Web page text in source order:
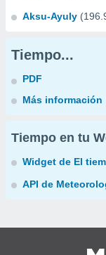
Aksu-Ayuly
Tiempo...
PDF
Más información
Tiempo en tu
Widget de El
API de